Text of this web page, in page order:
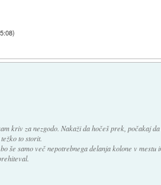
)
kriv za nezgodo. Nakaži da hočeš prek, počakaj
to storit.
še samo več nepotrebnega delanja kolone v mestu